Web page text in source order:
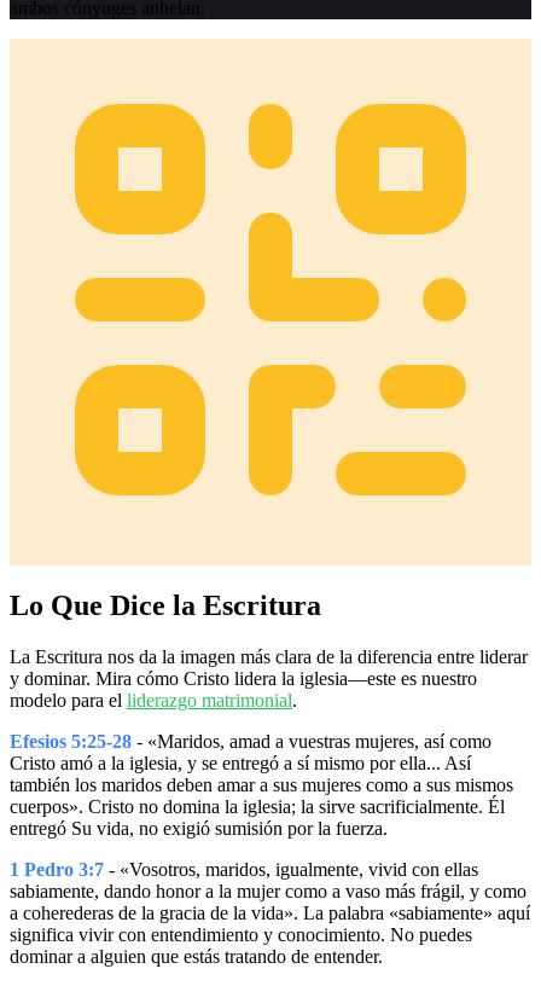
ambos cónyuges anhelan.
Lo Que Dice la Escritura
La Escritura nos da la imagen más clara de la diferencia entre liderar
y dominar. Mira cómo Cristo lidera la iglesia—este es nuestro
modelo para el liderazgo matrimonial.
Efesios 5:25-28 - «Maridos, amad a vuestras mujeres, así como
Cristo amó a la iglesia, y se entregó a sí mismo por ella... Así
también los maridos deben amar a sus mujeres como a sus mismos
cuerpos». Cristo no domina la iglesia; la sirve sacrificialmente. Él
entregó Su vida, no exigió sumisión por la fuerza.
1 Pedro 3:7 - «Vosotros, maridos, igualmente, vivid con ellas
sabiamente, dando honor a la mujer como a vaso más frágil, y como
a coherederas de la gracia de la vida». La palabra «sabiamente» aquí
significa vivir con entendimiento y conocimiento. No puedes
dominar a alguien que estás tratando de entender.